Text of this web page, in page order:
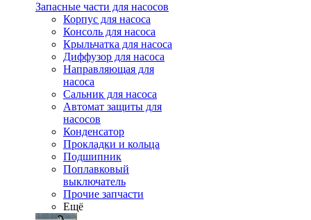
Запасные части для насосов
Корпус для насоса
Консоль для насоса
Крыльчатка для насоса
Диффузор для насоса
Направляющая для
насоса
Сальник для насоса
Автомат защиты для
насосов
Конденсатор
Прокладки и кольца
Подшипник
Поплавковый
выключатель
Прочие запчасти
Ещё